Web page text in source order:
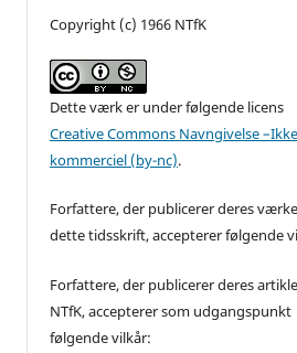
Copyright (c) 1966 NTfK
Dette værk er under følgende licens
Creative Commons Navngivelse
kommerciel (by-nc).
Forfattere, der publicerer deres
dette tidsskrift, accepterer følgende
Forfattere, der publicerer deres
NTfK, accepterer som udgangspunkt
følgende vilkår: